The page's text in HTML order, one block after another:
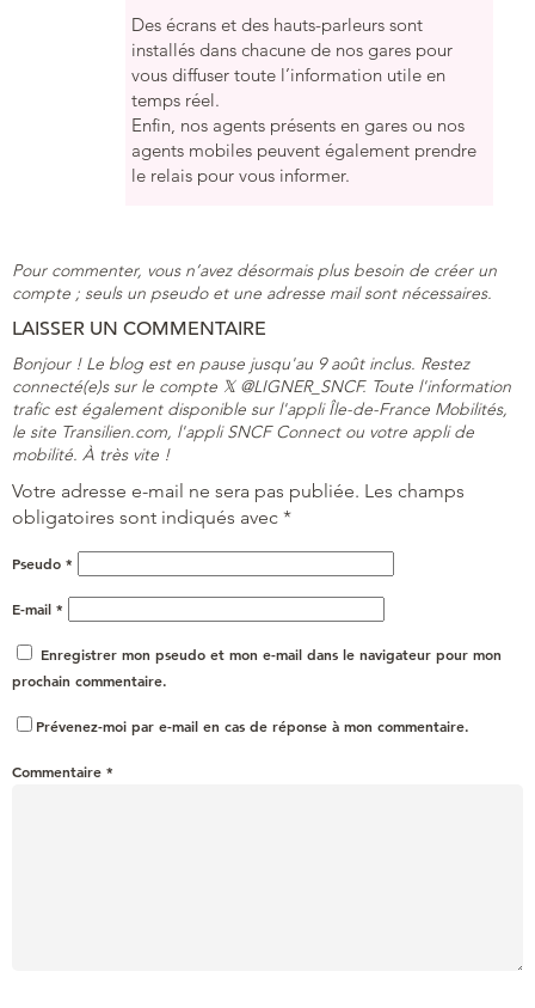
Des écrans et des hauts-parleurs sont
installés dans chacune de nos gares pour
vous diffuser toute l’information utile en
temps réel.
Enfin, nos agents présents en gares ou nos
agents mobiles peuvent également prendre
le relais pour vous informer.
Pour commenter, vous n’avez désormais plus besoin de créer un
compte ; seuls un pseudo et une adresse mail sont nécessaires.
LAISSER UN COMMENTAIRE
Bonjour ! Le blog est en pause jusqu'au 9 août inclus. Restez
connecté(e)s sur le compte 𝕏 @LIGNER_SNCF. Toute l'information
trafic est également disponible sur l'appli Île-de-France Mobilités,
le site Transilien.com, l'appli SNCF Connect ou votre appli de
mobilité. À très vite !
Votre adresse e-mail ne sera pas publiée. Les champs
obligatoires sont indiqués avec *
Pseudo *
E-mail *
Enregistrer mon pseudo et mon e-mail dans le navigateur pour mon
prochain commentaire.
Prévenez-moi par e-mail en cas de réponse à mon commentaire.
Commentaire *